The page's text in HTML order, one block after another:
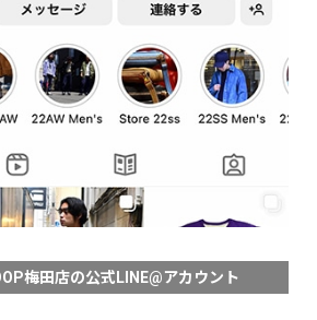
梅田店の公式LINE@アカウント